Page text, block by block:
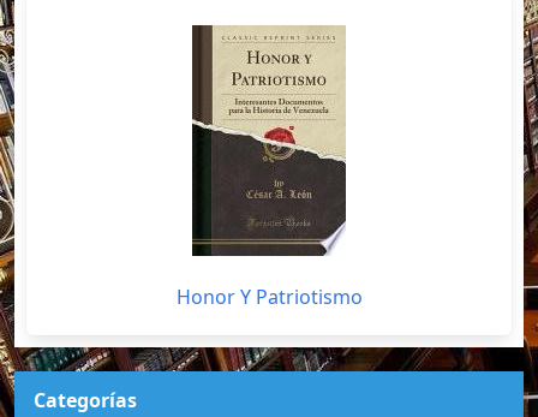
Honor Y Patriotismo
Categorías